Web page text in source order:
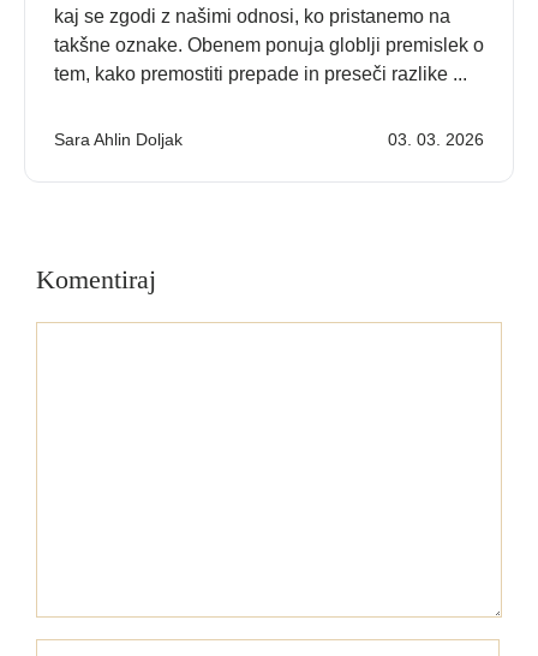
kaj se zgodi z našimi odnosi, ko pristanemo na
takšne oznake. Obenem ponuja globlji premislek o
tem, kako premostiti prepade in preseči razlike ...
Sara Ahlin Doljak 03. 03. 2026
Komentiraj